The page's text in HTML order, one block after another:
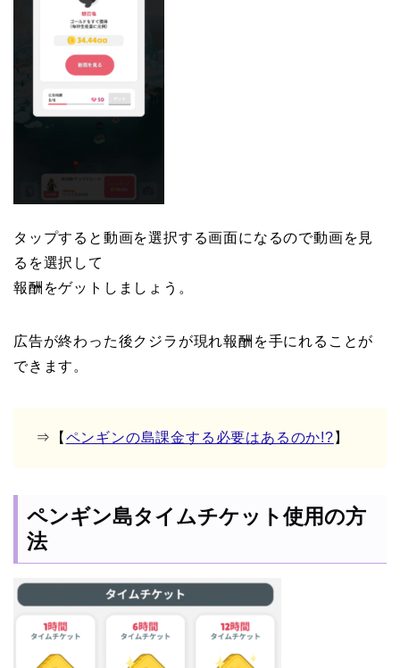
タップすると動画を選択する画面になるので動画を見
るを選択して
報酬をゲットしましょう。
広告が終わった後クジラが現れ報酬を手にれることが
できます。
⇒【 ペンギンの島課金する必要はあるのか!? 】
ペンギン島タイムチケット使用の方
法